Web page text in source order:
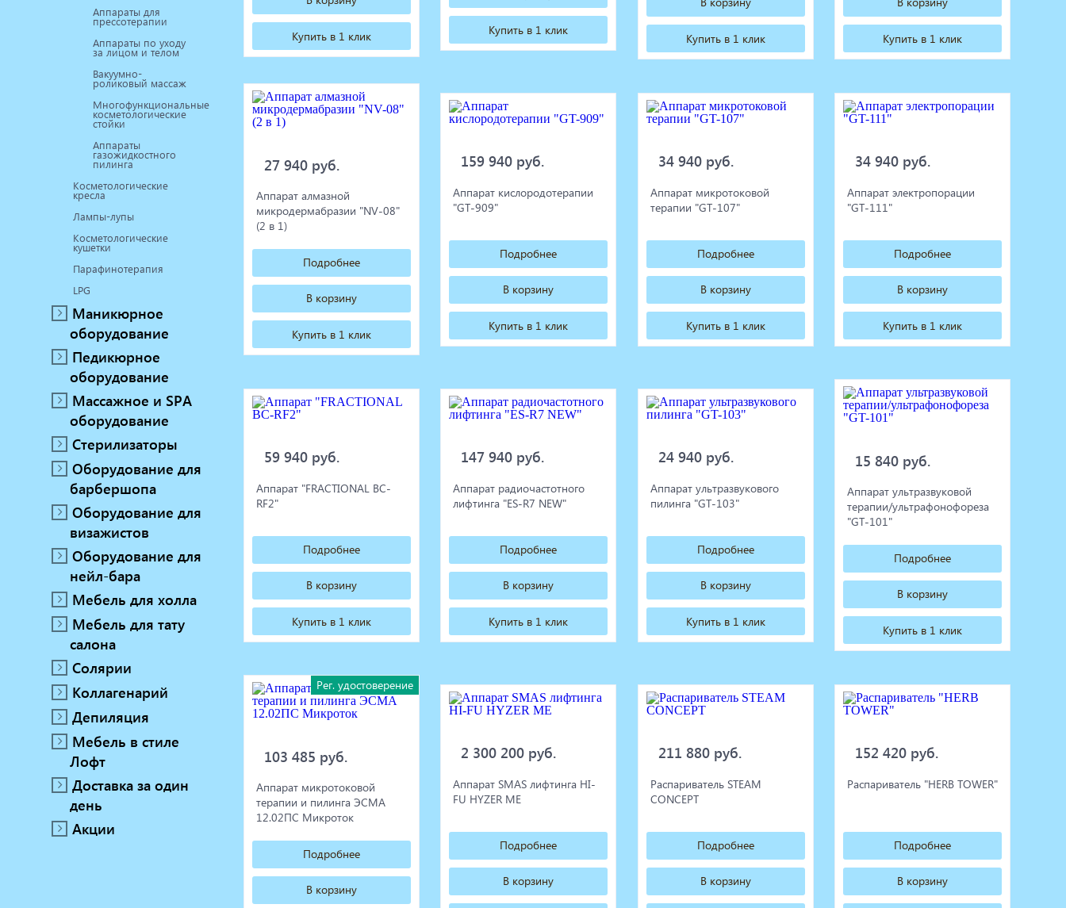
Аппараты для
прессотерапии
Аппараты по уходу
за лицом и телом
Вакуумно-
роликовый массаж
Многофункциональные
косметологические
стойки
Аппараты
газожидкостного
пилинга
Косметологические
кресла
Лампы-лупы
Косметологические
кушетки
Парафинотерапия
LPG
Маникюрное
оборудование
Педикюрное
оборудование
Массажное и SPA
оборудование
Стерилизаторы
Оборудование для
барбершопа
Оборудование для
визажистов
Оборудование для
нейл-бара
Мебель для холла
Мебель для тату
салона
Солярии
Коллагенарий
Депиляция
Мебель в стиле
Лофт
Доставка за один
день
Акции
Купить в 1 клик Купить в 1 клик
Купить в 1 клик Купить в 1 клик
27 940 руб.
Аппарат алмазной
микродермабразии "NV-08"
(2 в 1)
Подробнее
В корзину
Купить в 1 клик
159 940 руб.
Аппарат кислородотерапии
"GT-909"
Подробнее
В корзину
Купить в 1 клик
34 940 руб.
Аппарат микротоковой
терапии "GT-107"
Подробнее
В корзину
Купить в 1 клик
34 940 руб.
Аппарат электропорации
"GT-111"
Подробнее
В корзину
Купить в 1 клик
59 940 руб.
Аппарат "FRACTIONAL BC-
RF2"
Подробнее
В корзину
Купить в 1 клик
147 940 руб.
Аппарат радиочастотного
лифтинга "ES-R7 NEW"
Подробнее
В корзину
Купить в 1 клик
24 940 руб.
Аппарат ультразвукового
пилинга "GT-103"
Подробнее
В корзину
Купить в 1 клик
15 840 руб.
Аппарат ультразвуковой
терапии/ультрафонофореза
"GT-101"
Подробнее
В корзину
Купить в 1 клик
Рег. удостоверение
103 485 руб.
Аппарат микротоковой
терапии и пилинга ЭСМА
12.02ПС Микроток
Подробнее
В корзину
2 300 200 руб.
Аппарат SMAS лифтинга HI-
FU HYZER ME
Подробнее
В корзину
211 880 руб.
Распариватель STEAM
CONCEPT
Подробнее
В корзину
152 420 руб.
Распариватель "HERB TOWER"
Подробнее
В корзину